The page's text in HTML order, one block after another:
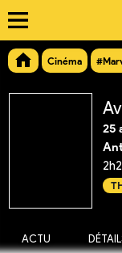
Cinéma
25
ACTU